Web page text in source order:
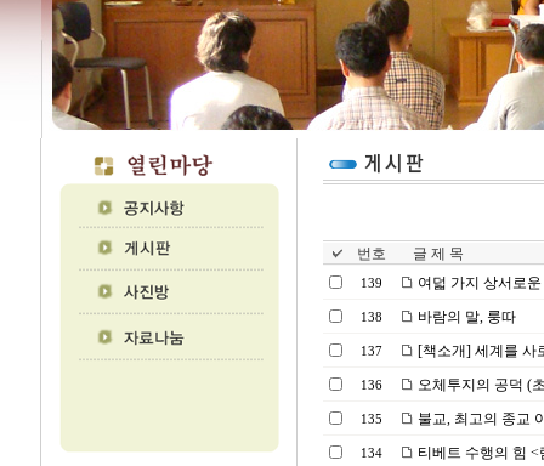
번호 글 제 목
139 여덟 가지 상서로
138 바람의 말, 룽따
137 [책소개] 세계를 사
136 오체투지의 공덕 (
135 불교, 최고의 종교
134 티베트 수행의 힘 <